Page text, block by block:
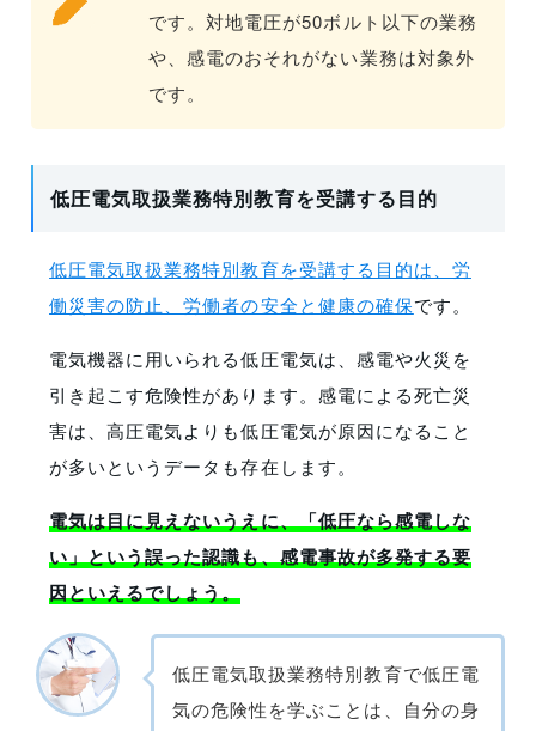
です。対地電圧が50ボルト以下の業務
や、感電のおそれがない業務は対象外
です。
低圧電気取扱業務特別教育を受講する目的
低圧電気取扱業務特別教育を受講する目的は、労
働災害の防止、労働者の安全と健康の確保です。
電気機器に用いられる低圧電気は、感電や火災を
引き起こす危険性があります。感電による死亡災
害は、高圧電気よりも低圧電気が原因になること
が多いというデータも存在します。
電気は目に見えないうえに、「低圧なら感電しな
い」という誤った認識も、感電事故が多発する要
因といえるでしょう。
低圧電気取扱業務特別教育で低圧電
気の危険性を学ぶことは、自分の身